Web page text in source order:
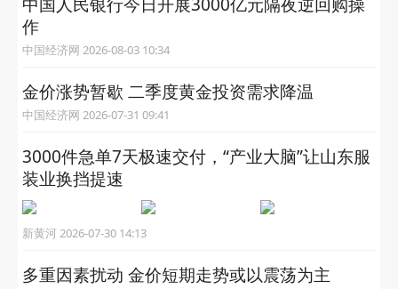
作
中国经济网 2026-08-03 10:34
金价涨势暂歇 二季度黄金投资需求降温
中国经济网 2026-07-31 09:41
3000件急单7天极速交付，“产业大脑”让山东服
装业换挡提速
新黄河 2026-07-30 14:13
多重因素扰动 金价短期走势或以震荡为主